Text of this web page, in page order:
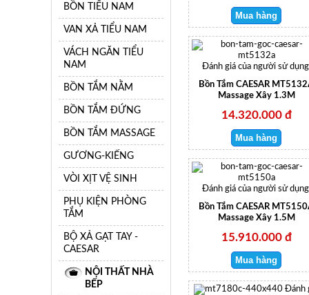
BỒN TIỂU NAM
VAN XẢ TIỂU NAM
VÁCH NGĂN TIỂU
NAM
BỒN TẮM NẰM
BỒN TẮM ĐỨNG
BỒN TẮM MASSAGE
GƯƠNG-KIẾNG
VÒI XỊT VỆ SINH
PHỤ KIỆN PHÒNG
TẮM
BỘ XẢ GẠT TAY -
CAESAR
NỘI THẤT NHÀ
BẾP
Đánh giá của người sử
Bồn Tắm CAESAR
Massage Xây 1.3M
14.320.000 đ
Đánh giá của người sử
Bồn Tắm CAESAR
Massage Xây 1.5M
15.910.000 đ
Đánh